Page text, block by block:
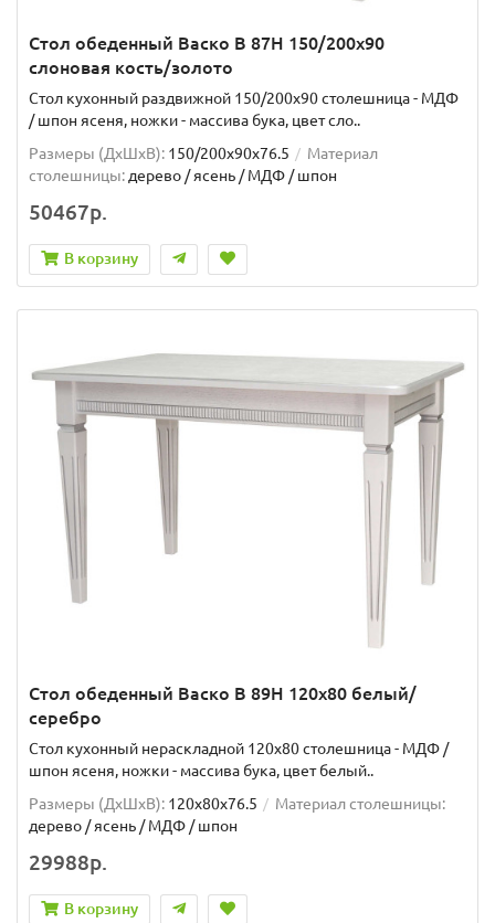
Стол обеденный Васко В 87Н 150/200х90
слоновая кость/золото
Стол кухонный раздвижной 150/200х90 столешница - МДФ
/ шпон ясеня, ножки - массива бука, цвет сло..
Размеры (ДхШxВ): 150/200х90х76.5
Материал
столешницы: дерево / ясень / МДФ / шпон
50467р.
В корзину
Стол обеденный Васко В 89Н 120х80 белый/
серебро
Стол кухонный нераскладной 120х80 столешница - МДФ /
шпон ясеня, ножки - массива бука, цвет белый..
Размеры (ДхШxВ): 120х80х76.5
Материал столешницы:
дерево / ясень / МДФ / шпон
29988р.
В корзину